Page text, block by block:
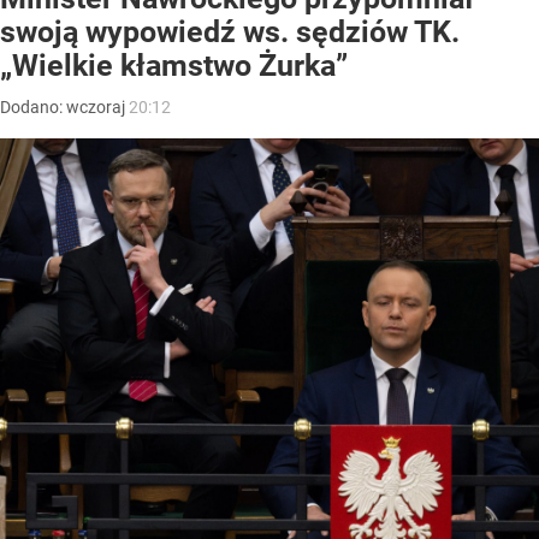
swoją wypowiedź ws. sędziów TK.
„Wielkie kłamstwo Żurka”
Dodano:wczoraj 20:12